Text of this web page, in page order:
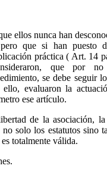
ellos nunca han
que si han puesto
práctica ( Art. 14
que por no
se debe seguir
evaluaron la
ese artículo.
de la asociación,
solo los estatutos sino
totalmente válida.